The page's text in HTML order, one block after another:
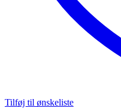
Tilføj til ønskeliste